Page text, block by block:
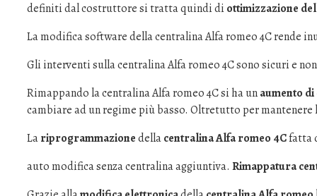
definiti dal costruttore si tratta quindi di ottimizzazione
La modifica software della centralina Alfa romeo 4C rende
Gli interventi sulla centralina Alfa romeo 4C sono sicuri e
Rimappando la centralina Alfa romeo 4C si ha unaumento
cambiare ad un regime più basso. Oltretutto per
Lariprogrammazionedellacentralina Alfa romeo 4Cfatta
auto modifica senza centralina aggiuntiva. Rimappatura